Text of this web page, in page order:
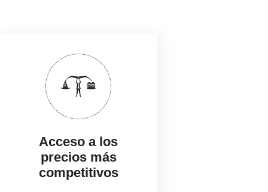
Acceso a los
precios más
competitivos